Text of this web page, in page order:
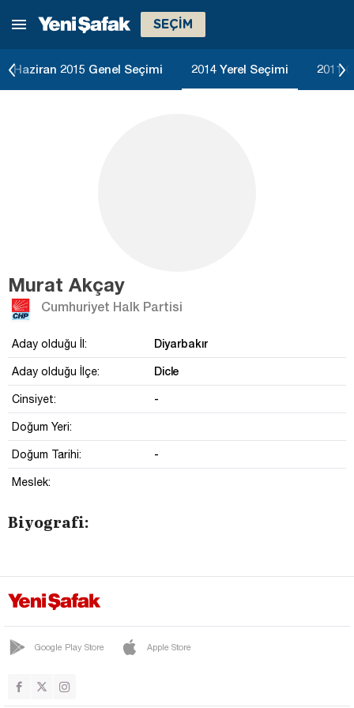
SEÇİM
Haziran 2015 Genel Seçimi 2014 Yerel Seçimi 2011
Murat Akçay
Cumhuriyet Halk Partisi
Aday olduğu İl: Diyarbakır
Aday olduğu İlçe: Dicle
Cinsiyet: -
Doğum Yeri:
Doğum Tarihi: -
Meslek:
Biyografi:
Google Play Store Apple Store